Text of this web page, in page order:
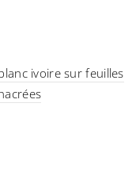
ivoire sur feuilles